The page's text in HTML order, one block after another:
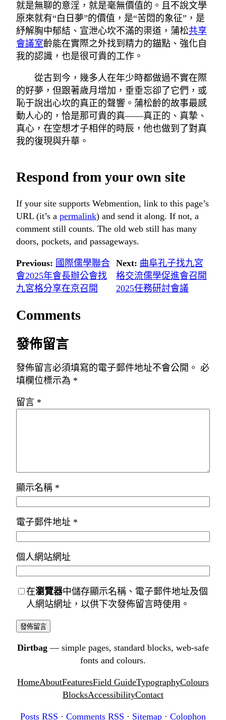
就是無聊的意淫，就是毫無價值的。且不說文學
原來就有“白日夢”的價值，是“苦悶的象征”，是
紓解胸中郁結、宣泄心坎不滿的渠道，蒲松共享
會議室齡能在實際之外找到精力的錨點、強化自
我的認識，也是很可貴的工作。
從古到今，幾多人在年少時都做過不實在際
的好夢，但跟著歲月增加，垂垂忘卻了它們，或
恥于說出心坎的真正的聲響。蒲松齡的故事最感
動人心的，恰是那可貴的真——真正的、真摯、
真心，在空想才子相伴的時辰，他也做到了對真
我的復現與升華。
Respond from your own site
If your site supports Webmention, link to this page’s
URL (it’s a permalink) and send it along. If not, a
comment still counts. The old web still has many
doors, pockets, and passageways.
Previous: 國際儒學聯合
會2025年會長辦公會找
九宮格分享在京召開
Next: 曲阜孔子找九宮
格交流儒學促進會召開
2025任務研討會議
Comments
發佈留言
發佈留言必須填寫的電子郵件地址不會公開。 必
填欄位標示為 *
留言 *
顯示名稱 *
電子郵件地址 *
個人網站網址
在瀏覽器中儲存顯示名稱、電子郵件地址及個
人網站網址，以供下次發佈留言時使用。
Dirtbag — simple pages, standard blocks, web-safe
fonts and colours.
HomeAboutFeaturesField GuideTypographyColours
BlocksAccessibilityContact
Posts RSS · Comments RSS · Sitemap · Colophon